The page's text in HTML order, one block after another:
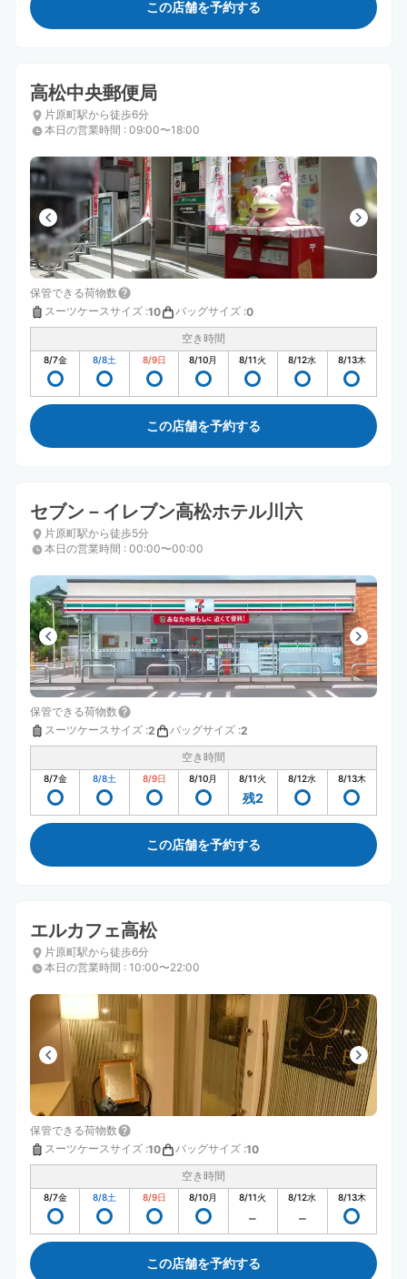
この店舗を予約する
高松中央郵便局
片原町駅から徒歩6分
本日の営業時間 : 09:00〜18:00
保管できる荷物数
スーツケースサイズ :10 バッグサイズ :0
空き時間
8/7金 8/8土 8/9日 8/10月 8/11火 8/12水 8/13木
この店舗を予約する
セブン－イレブン高松ホテル川六
片原町駅から徒歩5分
本日の営業時間 : 00:00〜00:00
保管できる荷物数
スーツケースサイズ :2 バッグサイズ :2
空き時間
8/7金 8/8土 8/9日 8/10月 8/11火
残2
8/12水 8/13木
この店舗を予約する
エルカフェ高松
片原町駅から徒歩6分
本日の営業時間 : 10:00〜22:00
保管できる荷物数
スーツケースサイズ :10 バッグサイズ :10
空き時間
8/7金 8/8土 8/9日 8/10月 8/11火 8/12水 8/13木
この店舗を予約する